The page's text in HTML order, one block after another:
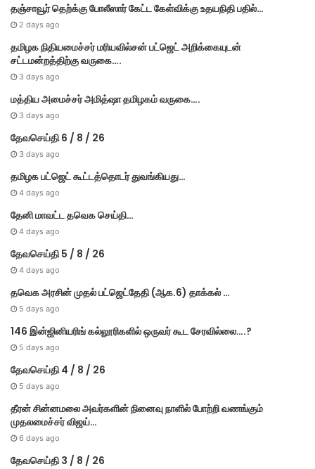
தஞ்சாவூர் தெற்க்கு போலீஸார் கேட்ட கேள்விக்கு உதயநிதி பதில்…
2 days ago
தமி​ழ​க நிதியமைச்சர் மரியவில்சன் பட்ஜெட் அறிக்கையுடன்
சட்டமன்றத்திற்கு வருகை….
3 days ago
மத்திய அமைச்சர் அமித்ஷா தமிழகம் வருகை….
3 days ago
தேவசெய்தி 6 / 8 / 26
3 days ago
தமிழக பட்ஜெட் கூட்டத்தொடர் துவங்கியது…
4 days ago
தேனி மாவட்ட தவெக செய்தி…
4 days ago
தேவசெய்தி 5 / 8 / 26
4 days ago
தவெக அரசின் முதல் பட்​ஜெட்தேதி (ஆக.6) தாக்​கல் …
5 days ago
146 இன்ஜினியரிங் கல்லூரிகளில் ஒருவர் கூட சேரவில்லை….?
5 days ago
தேவசெய்தி 4 / 8 / 26
5 days ago
தீரன் சின்னமலை அவர்களின் நினைவு நாளில் போற்றி வணங்கும்
முதலமைச்சர் விஜய்…
6 days ago
தேவசெய்தி 3 / 8 / 26